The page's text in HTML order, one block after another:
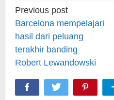
Post
navigation
Previous post
Barcelona mempelajari
hasil dari peluang
terakhir banding
Robert Lewandowski